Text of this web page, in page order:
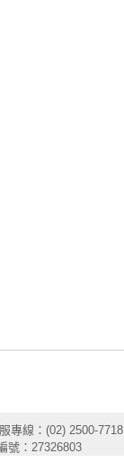
專線：(02) 2500-7718
號：27326803